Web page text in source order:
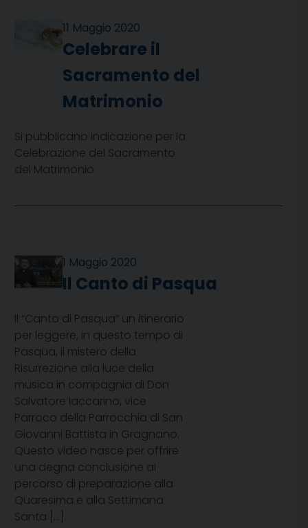
11 Maggio 2020
Celebrare il
Sacramento del
Matrimonio
Si pubblicano indicazione per la
Celebrazione del Sacramento
del Matrimonio.
1 Maggio 2020
Il Canto di Pasqua
Il “Canto di Pasqua” un itinerario
per leggere, in questo tempo di
Pasqua, il mistero della
Risurrezione alla luce della
musica in compagnia di Don
Salvatore Iaccarino, vice
Parroco della Parrocchia di San
Giovanni Battista in Gragnano.
Questo video nasce per offrire
una degna conclusione al
percorso di preparazione alla
Quaresima e alla Settimana
Santa […]